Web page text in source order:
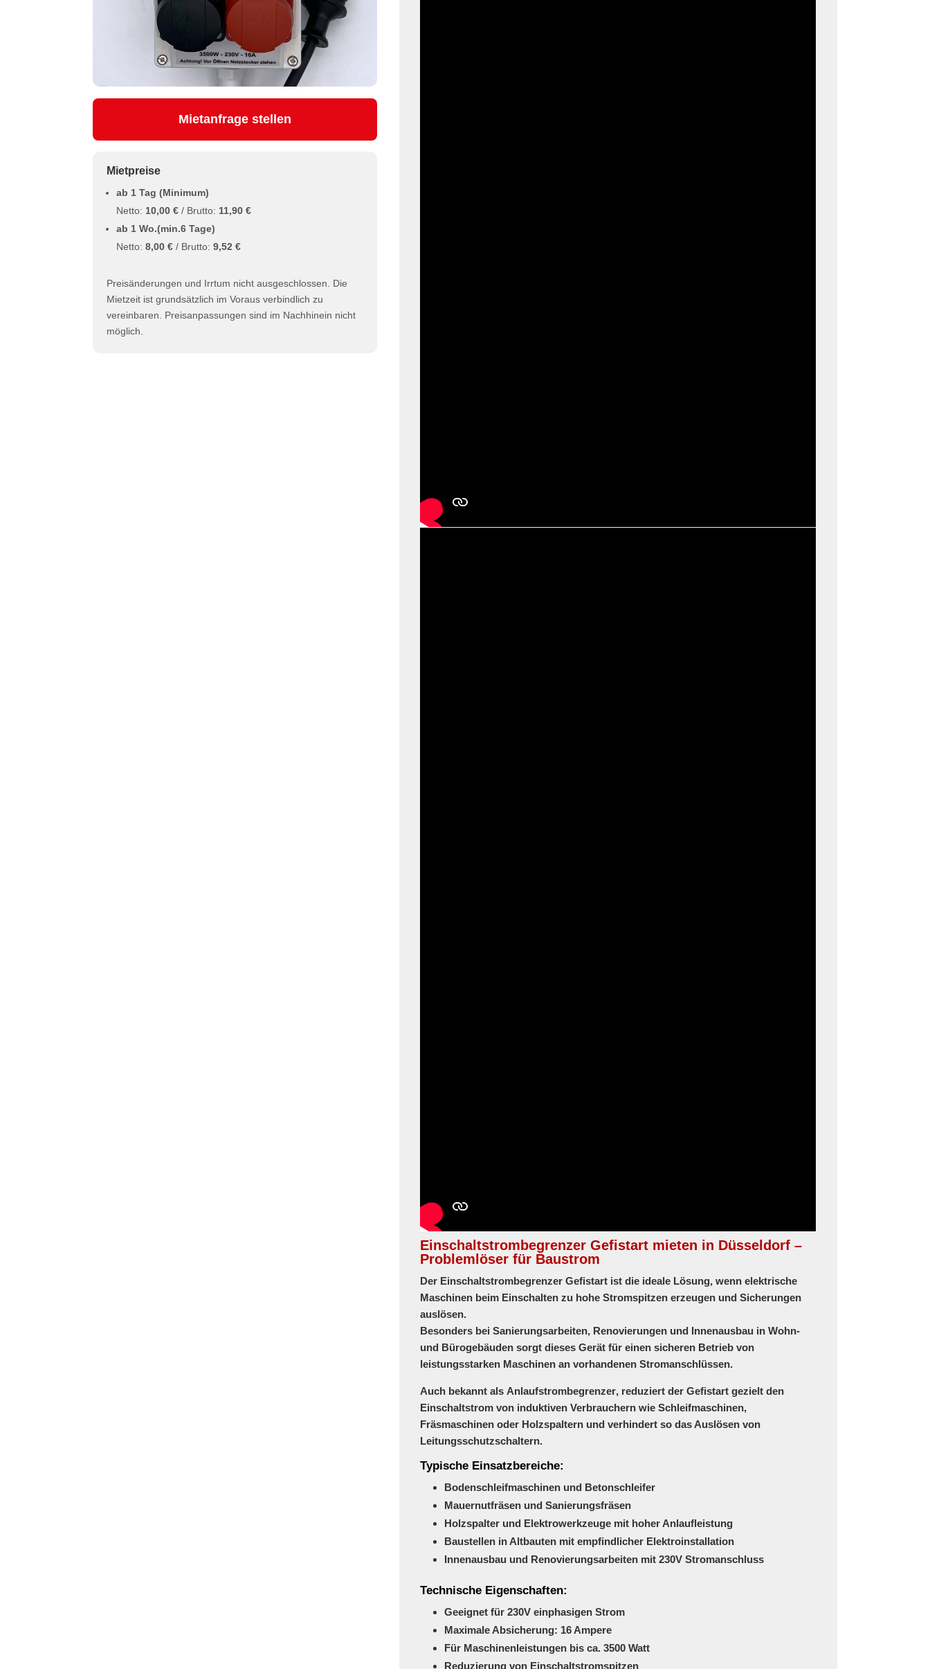
Mietanfrage stellen
Mietpreise
ab 1 Tag (Minimum)
Netto: 10,00 € / Brutto: 11,90 €
ab 1 Wo.(min.6 Tage)
Netto:8,00 € / Brutto:9,52 €
Preisänderungen und Irrtum nicht ausgeschlossen. Die
Mietzeit ist grundsätzlich im Voraus verbindlich zu
vereinbaren. Preisanpassungen sind im Nachhinein nicht
möglich.
Einschaltstrombegrenzer Gefistart mieten in Düsseldorf –
Problemlöser für Baustrom
Der Einschaltstrombegrenzer Gefistart ist die ideale Lösung, wenn elektrische
Maschinen beim Einschalten zu hohe Stromspitzen erzeugen und Sicherungen
auslösen.
Besonders beiSanierungsarbeiten, Renovierungen und Innenausbau in Wohn-
und Bürogebäuden sorgt dieses Gerät für einen sicheren Betrieb von
leistungsstarken Maschinen an vorhandenen Stromanschlüssen.
Auch bekannt als Anlaufstrombegrenzer, reduziert der Gefistart gezielt den
Einschaltstrom von induktiven Verbrauchern wie Schleifmaschinen,
Fräsmaschinen oder Holzspaltern und verhindert so das Auslösen von
Leitungsschutzschaltern.
Typische Einsatzbereiche:
Bodenschleifmaschinen und Betonschleifer
Mauernutfräsen und Sanierungsfräsen
Holzspalter und Elektrowerkzeuge mit hoher Anlaufleistung
Baustellen in Altbauten mit empfindlicher Elektroinstallation
Innenausbau und Renovierungsarbeiten mit 230V Stromanschluss
Technische Eigenschaften:
Geeignet für 230V einphasigen Strom
Maximale Absicherung: 16 Ampere
Für Maschinenleistungen bis ca. 3500 Watt
Reduzierung von Einschaltstromspitzen